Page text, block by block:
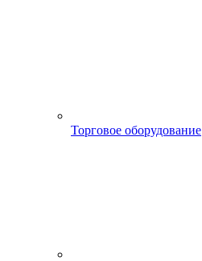
Торговое оборудование